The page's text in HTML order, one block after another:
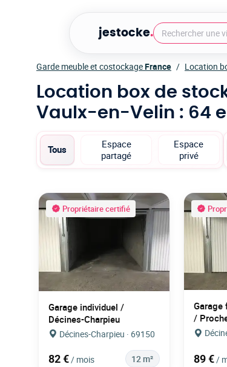
jestocke.
Garde meuble et costockageFrance Location
Location box de
Vaulx-en-Velin : 64
Tous
Espace
partagé
Espace
privé
Propriétaire certifié
Garage individuel /
Décines-Charpieu
Décines-Charpieu · 69150
82 €/ mois 12 m²
Garage
/
89 €/